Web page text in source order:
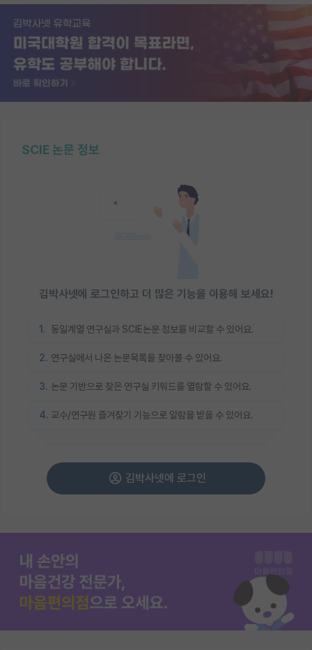
SCIE 논문 정보
김박사넷에 로그인하고 더 많은 기능을 이용해 보세요!
1. 동일계열 연구실과 SCIE논문 정보를 비교할 수 있어요.
2. 연구실에서 나온 논문목록을 찾아볼 수 있어요.
3. 논문 기반으로 찾은 연구실 키워드를 열람할 수 있어요.
4. 교수/연구원 즐겨찾기 기능으로 알람을 받을 수 있어요.
김박사넷에 로그인